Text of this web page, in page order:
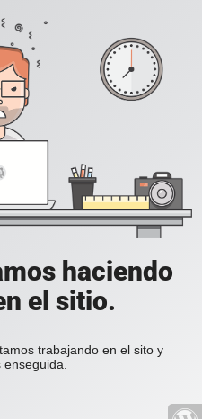
haciendo
el sitio.
trabajando en el sito y